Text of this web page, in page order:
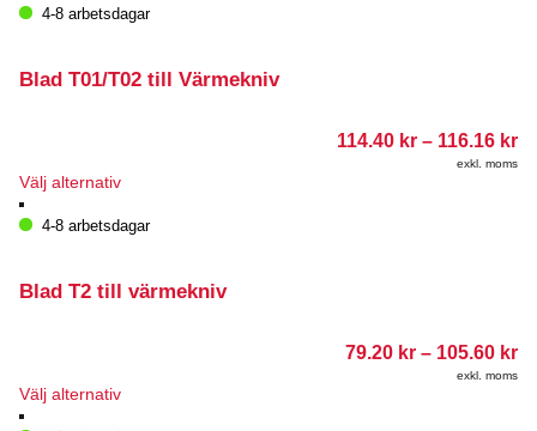
4-8 arbetsdagar
Blad T01/T02 till Värmekniv
114.40 kr – 116.16 kr
exkl. moms
Välj alternativDen
produkten
varianter.
väljas
4-8 arbetsdagar
Blad T2 till värmekniv
79.20 kr – 105.60 kr
exkl. moms
Välj alternativDen